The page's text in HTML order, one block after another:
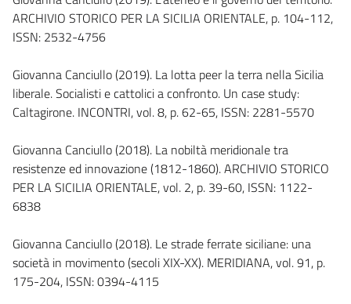
ARCHIVIO STORICO PER LA SICILIA ORIENTALE, p. 104-112,
ISSN: 2532-4756
Giovanna Canciullo (2019). La lotta peer la terra nella Sicilia
liberale. Socialisti e cattolici a confronto. Un case study:
Caltagirone. INCONTRI, vol. 8, p. 62-65, ISSN: 2281-5570
Giovanna Canciullo (2018). La nobiltà meridionale tra
resistenze ed innovazione (1812-1860). ARCHIVIO STORICO
PER LA SICILIA ORIENTALE, vol. 2, p. 39-60, ISSN: 1122-
6838
Giovanna Canciullo (2018). Le strade ferrate siciliane: una
società in movimento (secoli XIX-XX). MERIDIANA, vol. 91, p.
175-204, ISSN: 0394-4115